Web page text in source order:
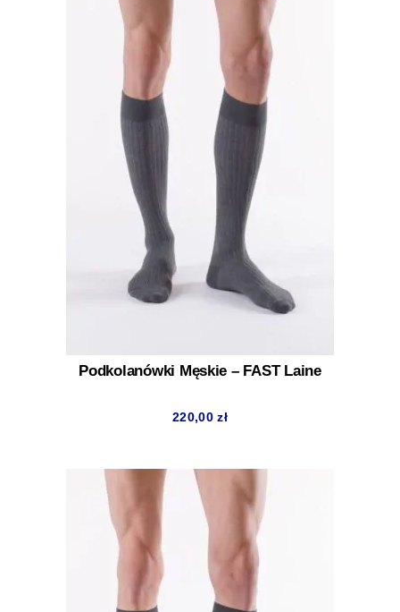
Podkolanówki Męskie – FAST Laine
220,00zł